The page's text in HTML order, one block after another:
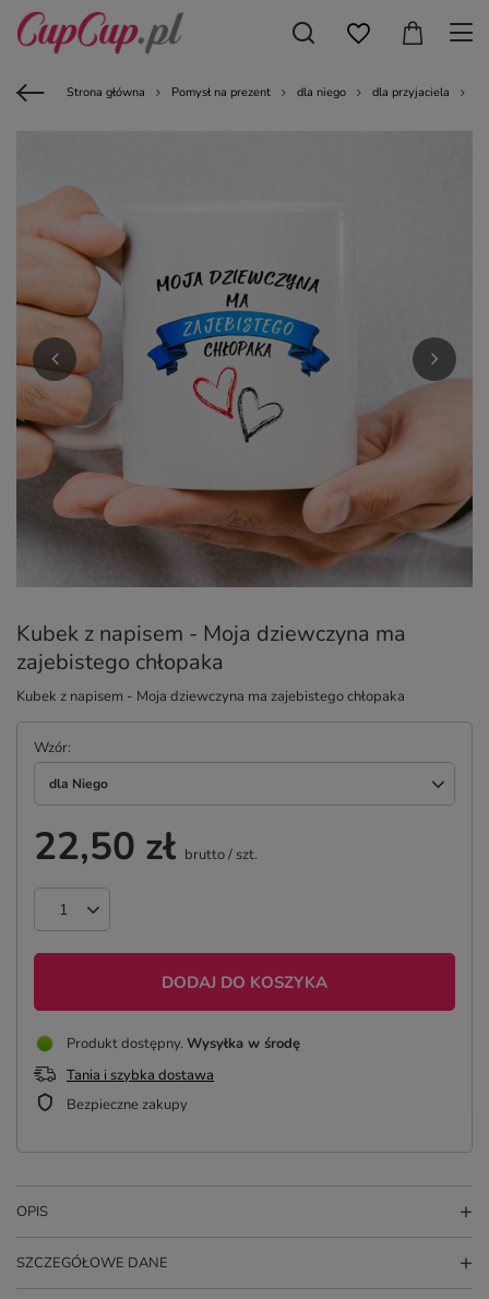
Strona główna Pomysł na prezent dla niego dla przyjaciela
Kubek z napisem - Moja dziewczyna ma
zajebistego chłopaka
Kubek z napisem - Moja dziewczyna ma zajebistego chłopaka
Wzór
dla Niego
22,50 zł brutto/ szt.
DODAJ DO KOSZYKA
Produkt dostępny Wysyłka w środę
Tania i szybka dostawa
Bezpieczne zakupy
OPIS
SZCZEGÓŁOWE DANE